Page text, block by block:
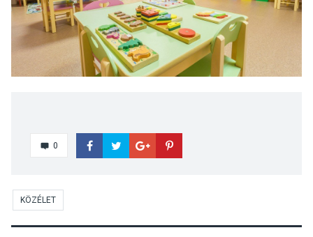
0
KÖZÉLET